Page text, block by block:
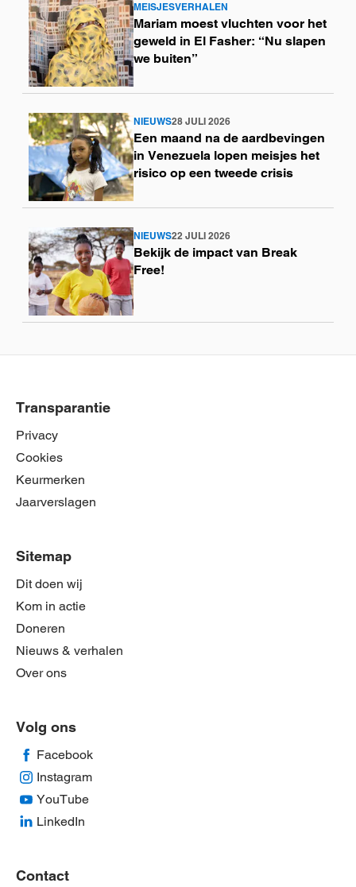
MEISJESVERHALEN
Mariam moest vluchten voor het
geweld in El Fasher: “Nu slapen
we buiten”
Lees
meer
NIEUWS28 JULI 2026
Een maand na de aardbevingen
in Venezuela lopen meisjes het
risico op een tweede crisis
Lees
meer
NIEUWS22 JULI 2026
Bekijk de impact van Break
Free!
Lees
meer
Transparantie
Privacy
Cookies
Keurmerken
Jaarverslagen
Sitemap
Dit doen wij
Kom in actie
Doneren
Nieuws & verhalen
Over ons
Volg ons
Facebook
Instagram
YouTube
LinkedIn
Contact